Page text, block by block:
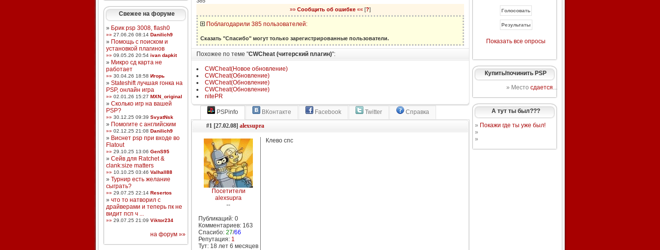
Свежее на форуме
» Брик psp 3008, flash0
»» 27.06.26 08:14 Danilich9
» Помощь с поиском и
установкой плагинов
»» 09.05.26 20:54 ivan dapkit
» Микро сд карта не
работает
»» 30.04.26 18:58 Игорь
» Stateshift лучшая гонка на
PSP, онлайн игра
»» 02.01.26 15:27 MXN_original
» Сколько игр на вашей
PSP?
»» 30.12.25 09:39 SvyatNsk
» Помогите с английским
»» 02.12.25 21:08 Danilich9
» Виснет psp при входе во
Flatout
»» 29.10.25 13:06 GenS95
» Сейв для Ratchet &
clank:size matters
»» 10.10.25 03:46 Valhall88
» Турнир есть желание
сыграть?
»» 29.07.25 22:14 Resertos
» что то натворил с
драйверами и теперь пк не
видит псп ч ...
»» 29.07.25 21:09 Viktor234
на форум »»
»» Сообщить об ошибке««[?]
Поблагодарили 385 пользователей:
Сказать "Спасибо" могут только зарегистрированные пользователи.
Похожее по теме "CWCheat (читерский плагин)":
CWCheat(Новое обновление)
CWCheat(Обновление)
CWCheat(Обновление)
CWCheat(Обновление)
nitePR
PSPinfo ВКонтакте Facebook Twitter
Справка
#1 [27.02.08] alexsupra
Посетители
alexsupra
--
Публикаций: 0
Комментариев: 163
Спасибо: 27/66
Репутация: 1
Тут: 18 лет 6 месяцев
Клево спс
Показать все опросы
Купить/починить PSP
» Место сдается...
А тут ты был???
» Покажи где ты уже был!
»
»